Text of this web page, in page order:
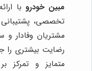
مبین خودرو با
تخصصی، پشتیبانی
مشتریان وفادار و
رضایت بیشتری را
متمایز و تمرکز